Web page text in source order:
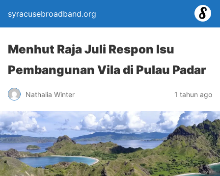
syracusebroadband.org
Menhut Raja Juli Respon Isu
Pembangunan Vila di Pulau Padar
Nathalia Winter 1 tahun ago